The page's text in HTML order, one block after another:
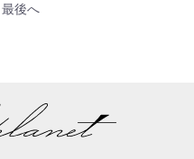
最後へ